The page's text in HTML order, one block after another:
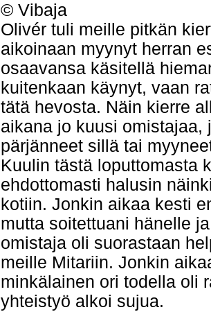
© Vibaja
Olivér tuli meille pitkän
aikoinaan myynyt herran
osaavansa käsitellä
kuitenkaan käynyt, vaan
tätä hevosta. Näin kierre
aikana jo kuusi omistajaa,
pärjänneet sillä tai
Kuulin tästä loputtomasta
ehdottomasti halusin
kotiin. Jonkin aikaa kesti
mutta soitettuani hänelle
omistaja oli suorastaan
meille Mitariin. Jonkin
minkälainen ori todella oli
yhteistyö alkoi sujua.